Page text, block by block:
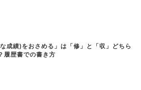
な成績)をおさめる」は「修」と「収」どちら
履歴書での書き方